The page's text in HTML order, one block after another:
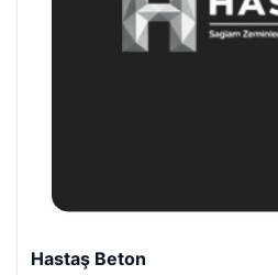
Hastaş Beton